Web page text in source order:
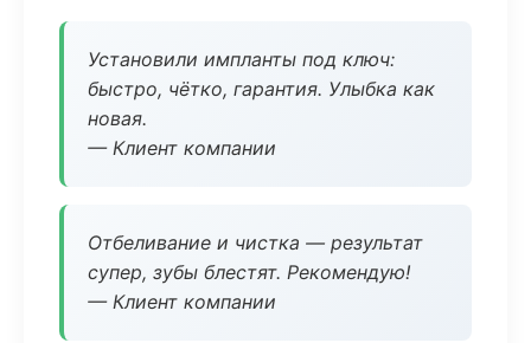
Установили импланты под ключ:
быстро, чётко, гарантия. Улыбка как
новая.
— Клиент компании
Отбеливание и чистка — результат
супер, зубы блестят. Рекомендую!
— Клиент компании